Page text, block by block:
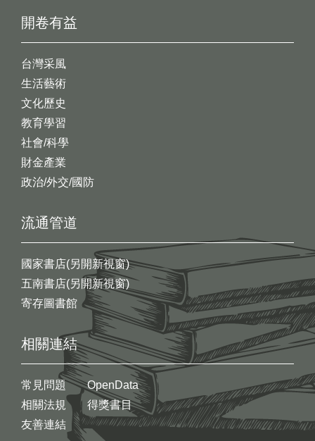
開卷有益
台灣采風
生活藝術
文化歷史
教育學習
社會/科學
財金產業
政治/外交/國防
流通管道
國家書店(另開新視窗)
五南書店(另開新視窗)
寄存圖書館
相關連結
常見問題
相關法規
友善連結
OpenData
得獎書目